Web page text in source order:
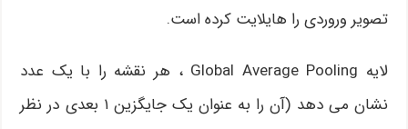
تصویر وروردی را هایلایت کرده است.
لایه Global Average Pooling ، هر نقشه را با یک عدد
نشان می دهد (آن را به عنوان یک جایگزین ۱ بعدی در نظر